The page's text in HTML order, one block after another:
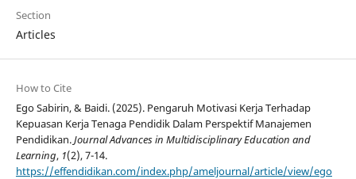
Section
Articles
How to Cite
Ego Sabirin, & Baidi. (2025). Pengaruh Motivasi Kerja Terhadap
Kepuasan Kerja Tenaga Pendidik Dalam Perspektif Manajemen
Pendidikan.Journal Advances in Multidisciplinary Education and
Learning, 1(2), 7-14.
https://effendidikan.com/index.php/ameljournal/article/view/ego